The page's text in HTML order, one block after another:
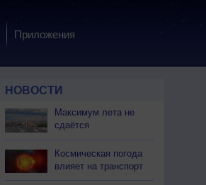
Приложения
НОВОСТИ
Максимум лета не
сдаётся
Космическая погода
влияет на транспорт